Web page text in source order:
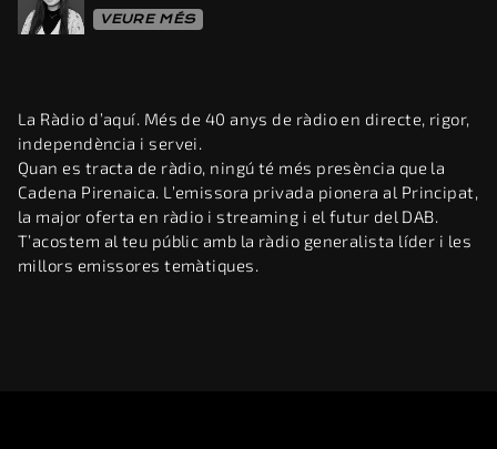
VEURE MÉS
La Ràdio d’aquí. Més de 40 anys de ràdio en directe, rigor,
independència i servei.
Quan es tracta de ràdio, ningú té més presència que la
Cadena Pirenaica. L’emissora privada pionera al Principat,
la major oferta en ràdio i streaming i el futur del DAB.
T’acostem al teu públic amb la ràdio generalista líder i les
millors emissores temàtiques.